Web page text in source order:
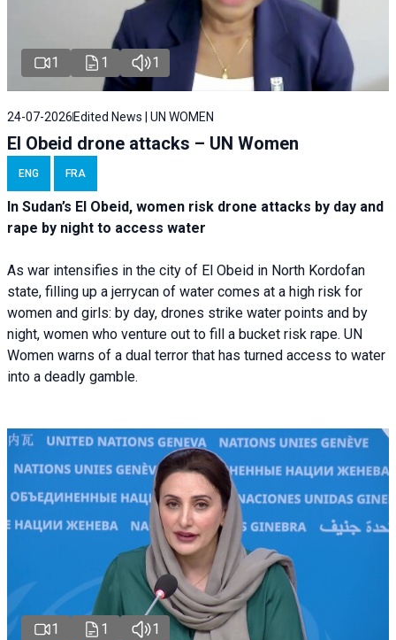
1 1 1
24-07-2026 Edited News | UN WOMEN
El Obeid drone attacks – UN Women
ENG FRA
In Sudan’s El Obeid, women risk drone attacks by day and
rape by night to access water
As war intensifies in the city of El Obeid in North Kordofan
state, filling up a jerrycan of water comes at a high risk for
women and girls: by day, drones strike water points and by
night, women who venture out to fill a bucket risk rape. UN
Women warns of a dual terror that has turned access to water
into a deadly gamble.
1 1 1